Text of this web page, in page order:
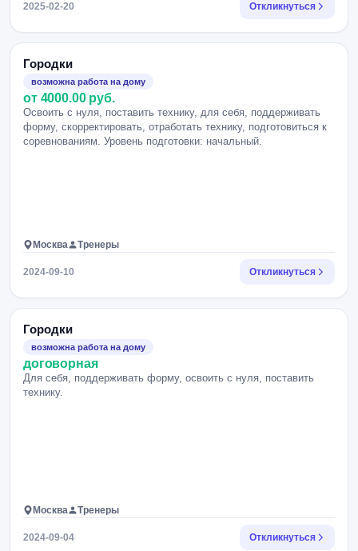
2025-02-20 Откликнуться
Городки
возможна работа на дому
от 4000.00 руб.
Освоить с нуля, поставить технику, для себя, поддерживать
форму, скорректировать, отработать технику, подготовиться к
соревнованиям. Уровень подготовки: начальный.
Москва Тренеры
2024-09-10 Откликнуться
Городки
возможна работа на дому
договорная
Для себя, поддерживать форму, освоить с нуля, поставить
технику.
Москва Тренеры
2024-09-04 Откликнуться